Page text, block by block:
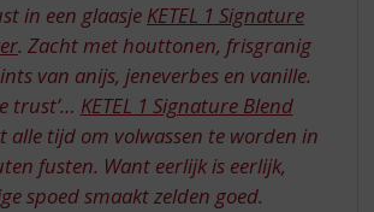
in een glaasje KETEL 1 Signature
. Zacht met houttonen, frisgranig
van anijs, jeneverbes en vanille.
trust’… KETEL 1 Signature Blend
tijd om volwassen te worden in
fusten. Want eerlijk is eerlijk,
spoed smaakt zelden goed.